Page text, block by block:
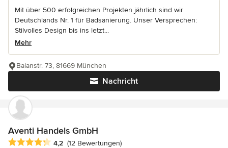
Mit über 500 erfolgreichen Projekten jährlich sind wir
Deutschlands Nr. 1 für Badsanierung. Unser Versprechen:
Stilvolles Design bis ins letzt...
Mehr
Nachricht
Balanstr. 73, 81669 München
Aventi Handels GmbH
Durchschnittliche Bewertung: 4.2 von 5 Sternen
4,2 (12 Bewertungen)